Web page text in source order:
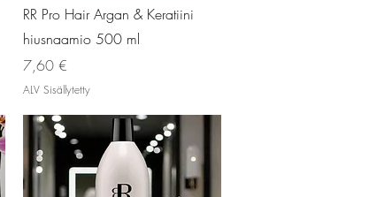
Pikakatselu
RR Pro Hair Argan & Keratiini
hiusnaamio 500 ml
Hinta
7,60 €
ALV Sisällytetty